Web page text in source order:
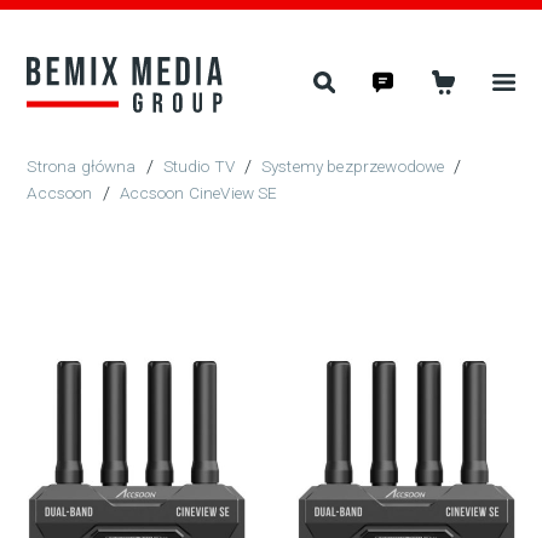
/ Studio TV/ Systemy bezprzewodowe /
Accsoon / Accsoon CineView SE